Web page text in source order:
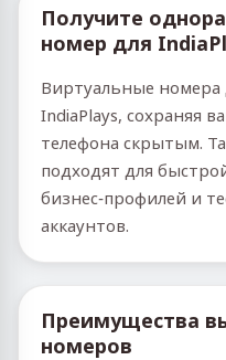
Получите
номер для
Виртуальные
IndiaPlays, сохраняя
телефона скрытым.
подходят для
бизнес‑профилей и
аккаунтов.
Преимущества
номеров